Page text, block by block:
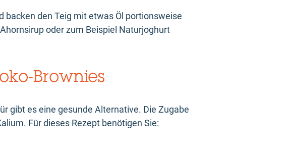
backen den Teig mit etwas Öl portionsweise
oder zum Beispiel Naturjoghurt
Brownies
gibt es eine gesunde Alternative. Die Zugabe
Für dieses Rezept benötigen Sie: